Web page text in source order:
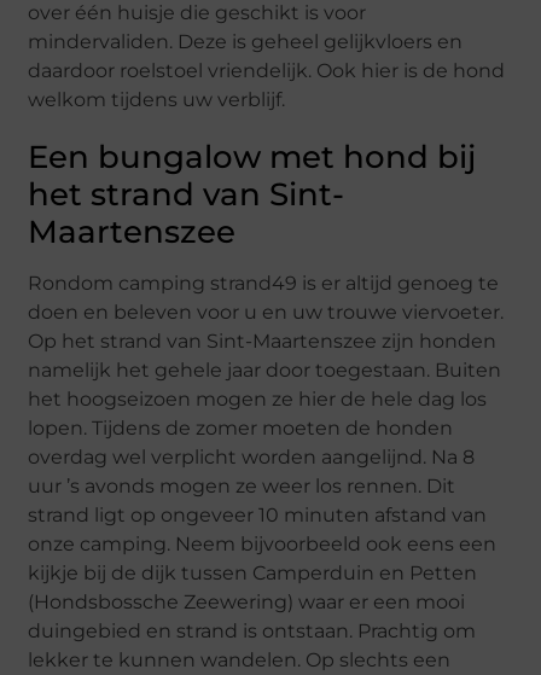
over één huisje die geschikt is voor
mindervaliden. Deze is geheel gelijkvloers en
daardoor roelstoel vriendelijk. Ook hier is de hond
welkom tijdens uw verblijf.
Een bungalow met hond bij
het strand van Sint-
Maartenszee
Rondom camping strand49 is er altijd genoeg te
doen en beleven voor u en uw trouwe viervoeter.
Op het strand van Sint-Maartenszee zijn honden
namelijk het gehele jaar door toegestaan. Buiten
het hoogseizoen mogen ze hier de hele dag los
lopen. Tijdens de zomer moeten de honden
overdag wel verplicht worden aangelijnd. Na 8
uur ’s avonds mogen ze weer los rennen. Dit
strand ligt op ongeveer 10 minuten afstand van
onze camping. Neem bijvoorbeeld ook eens een
kijkje bij de dijk tussen Camperduin en Petten
(Hondsbossche Zeewering) waar er een mooi
duingebied en strand is ontstaan. Prachtig om
lekker te kunnen wandelen. Op slechts een